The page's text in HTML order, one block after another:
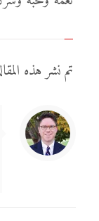
تم نشر هذه